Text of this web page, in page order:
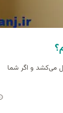
تنها ۱۰ دقیقه طول می‌کشد و اگر شما